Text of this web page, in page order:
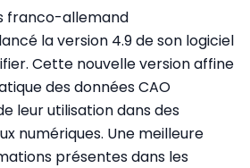
franco-allemand
la version 4.9 de son logiciel
Cette nouvelle version affine
des données CAO
leur utilisation dans des
numériques. Une meilleure
présentes dans les